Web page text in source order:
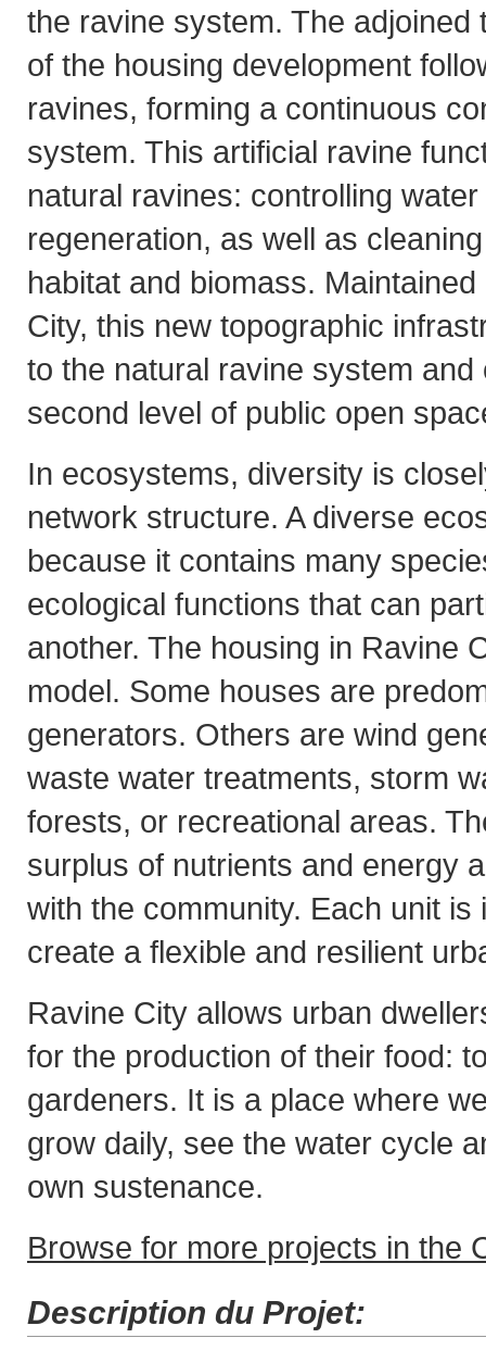
the ravine system. The adjoined
of the housing development
ravines, forming a continuous
system. This artificial ravine
natural ravines: controlling
regeneration, as well as
habitat and biomass.
City, this new topographic
to the natural ravine system and
second level of public open
In ecosystems, diversity is
network structure. A diverse
because it contains many
ecological functions that can
another. The housing in Ravine
model. Some houses are
generators. Others are wind
waste water treatments, storm
forests, or recreational areas.
surplus of nutrients and energy
with the community. Each unit is
create a flexible and resilient
Ravine City allows urban
for the production of their food:
gardeners. It is a place where
grow daily, see the water cycle
own sustenance.
Browse for more projects in the
Description du Projet: